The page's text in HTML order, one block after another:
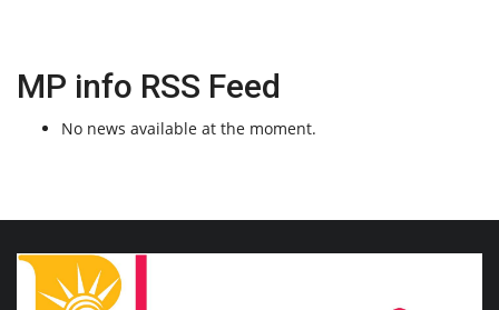
MP info RSS Feed
No news available at the moment.